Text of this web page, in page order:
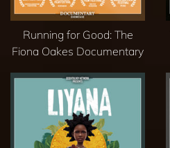
Running for Good: The
Fiona Oakes Documentary